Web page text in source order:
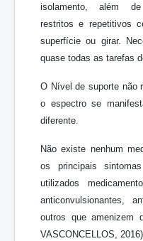
isolamento, além de
restritos e repetitivos
superfície ou girar.
quase todas as tarefas
O Nível de suporte não
o espectro se
diferente.
Não existe nenhum
os principais
utilizados
anticonvulsionantes,
outros que amenizem
VASCONCELLOS, 2016).